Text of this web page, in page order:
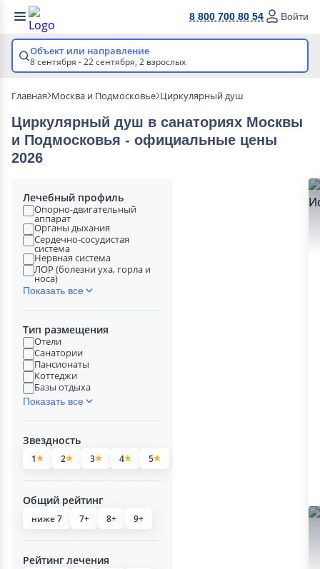
8 800 700 80 54 Войти
Объект или направление
8 сентября - 22 сентября, 2 взрослых
Главная Москва и Подмосковье Циркулярный душ
Циркулярный душ в cанаториях Москвы
и Подмосковья - официальные цены
2026
Лечебный профиль
Опорно-двигательный
аппарат
Органы дыхания
Сердечно-сосудистая
система
Нервная система
ЛОР (болезни уха, горла и
носа)
Показать все
Тип размещения
Отели
Санатории
Пансионаты
Коттеджи
Базы отдыха
Показать все
Звездность
1 2 3 4 5
Общий рейтинг
ниже 7 7+ 8+ 9+
Рейтинг лечения